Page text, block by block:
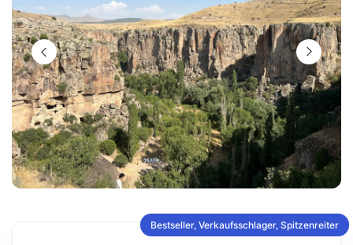
Bestseller, Verkaufsschlager, Spitzenreiter